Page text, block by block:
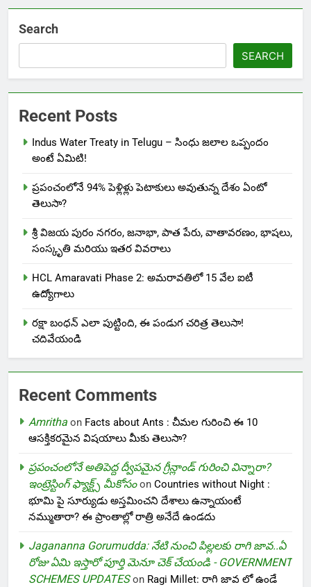
Search
SEARCH
Recent Posts
Indus Water Treaty in Telugu – సింధు జలాల ఒప్పందం
అంటే ఏమిటి!
ప్రపంచంలోనే 94% పెళ్లిళ్లు పెటాకులు అవుతున్న దేశం ఏంటో
తెలుసా?
శ్రీ విజయ పురం నగరం, జనాభా, పాత పేరు, వాతావరణం, భాషలు,
సంస్కృతి మరియు ఇతర వివరాలు
HCL Amaravati Phase 2: అమరావతిలో 15 వేల ఐటీ
ఉద్యోగాలు
రక్షా బంధన్ ఎలా పుట్టింది, ఈ పండుగ చరిత్ర తెలుసా!
చదివేయండి
Recent Comments
Amritha on Facts about Ants : చీమల గురించి ఈ 10
ఆసక్తికరమైన విషయాలు మీకు తెలుసా?
ప్రపంచంలోనే అతిపెద్ద ద్వీపమైన గ్రీన్లాండ్ గురించి విన్నారా?
ఇంట్రెస్టింగ్ ఫ్యాక్ట్స్ మీకోసంon Countries without Night :
భూమి పై సూర్యుడు అస్తమించని దేశాలు ఉన్నాయంటే
నమ్ముతారా? ఈ ప్రాంతాల్లో రాత్రి అనేదే ఉండదు
Jagananna Gorumudda: నేటి నుంచి పిల్లలకు రాగి జావ..ఏ
రోజు ఏమి ఇస్తారో పూర్తి మెనూ చెక్ చేయండి - GOVERNMENT
SCHEMES UPDATESon Ragi Millet: రాగి జావ లో ఉండే